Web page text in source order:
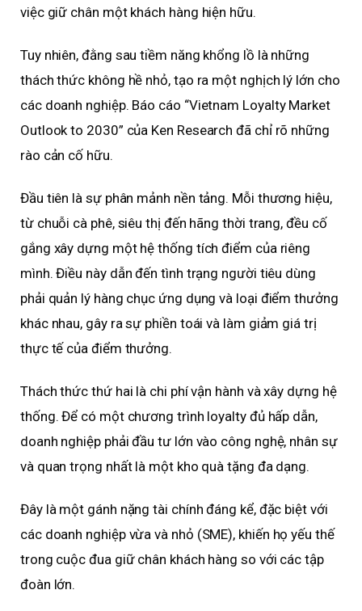
việc giữ chân một khách hàng hiện hữu.
Tuy nhiên, đằng sau tiềm năng khổng lồ là những
thách thức không hề nhỏ, tạo ra một nghịch lý lớn cho
các doanh nghiệp. Báo cáo “Vietnam Loyalty Market
Outlook to 2030” của Ken Research đã chỉ rõ những
rào cản cố hữu.
Đầu tiên là sự phân mảnh nền tảng. Mỗi thương hiệu,
từ chuỗi cà phê, siêu thị đến hãng thời trang, đều cố
gắng xây dựng một hệ thống tích điểm của riêng
mình. Điều này dẫn đến tình trạng người tiêu dùng
phải quản lý hàng chục ứng dụng và loại điểm thưởng
khác nhau, gây ra sự phiền toái và làm giảm giá trị
thực tế của điểm thưởng.
Thách thức thứ hai là chi phí vận hành và xây dựng hệ
thống. Để có một chương trình loyalty đủ hấp dẫn,
doanh nghiệp phải đầu tư lớn vào công nghệ, nhân sự
và quan trọng nhất là một kho quà tặng đa dạng.
Đây là một gánh nặng tài chính đáng kể, đặc biệt với
các doanh nghiệp vừa và nhỏ (SME), khiến họ yếu thế
trong cuộc đua giữ chân khách hàng so với các tập
đoàn lớn.